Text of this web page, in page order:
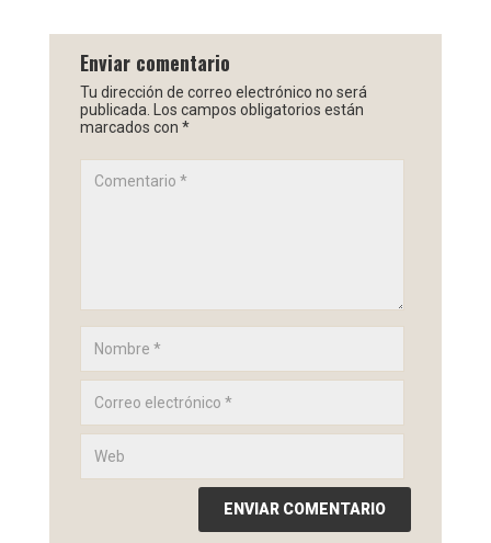
Enviar comentario
Tu dirección de correo electrónico no será
publicada.
Los campos obligatorios están
marcados con *